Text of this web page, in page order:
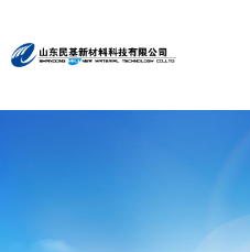
节能环
投入-产出-